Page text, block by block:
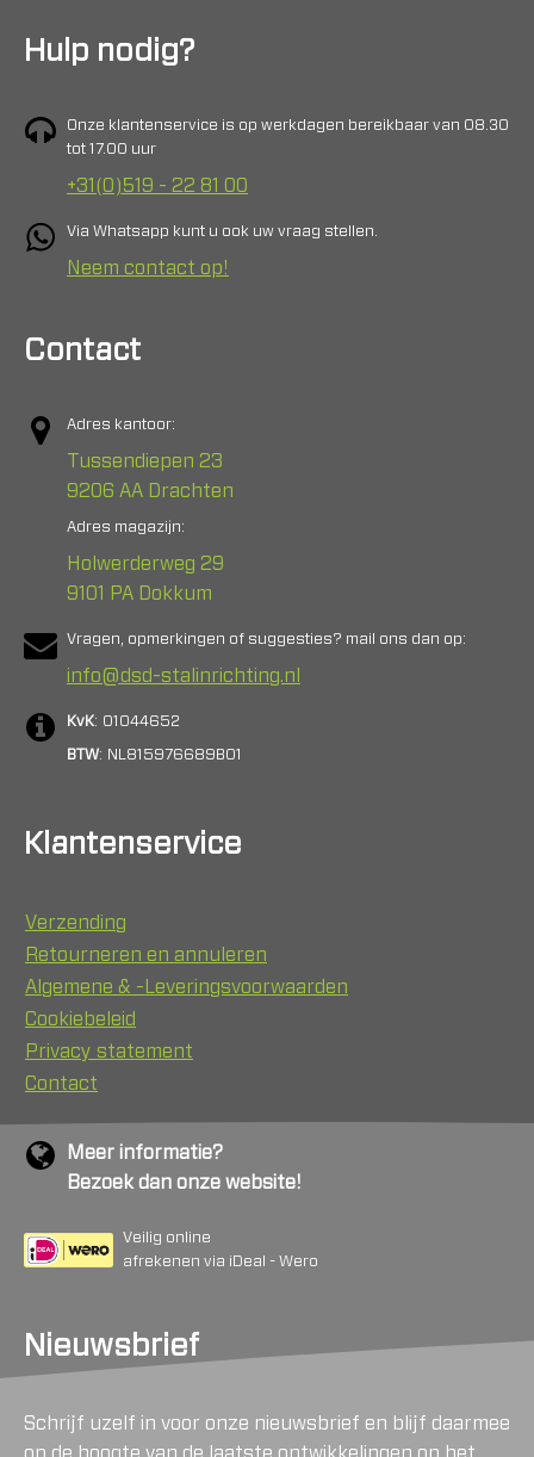
Hulp nodig?
Onze klantenservice is op werkdagen bereikbaar van 08.30
tot 17.00 uur
+31(0)519 - 22 81 00
Via Whatsapp kunt u ook uw vraag stellen.
Neem contact op!
Contact
Adres kantoor:
Tussendiepen 23
9206 AA Drachten
Adres magazijn:
Holwerderweg 29
9101 PA Dokkum
Vragen, opmerkingen of suggesties? mail ons dan op:
info@dsd-stalinrichting.nl
KvK: 01044652
BTW: NL815976689B01
Klantenservice
Verzending
Retourneren en annuleren
Algemene & -Leveringsvoorwaarden
Cookiebeleid
Privacy statement
Contact
Meer informatie?
Bezoek dan onze website!
Veilig online
afrekenen via iDeal - Wero
Nieuwsbrief
Schrijf uzelf in voor onze nieuwsbrief en blijf daarmee
op de hoogte van de laatste ontwikkelingen op het